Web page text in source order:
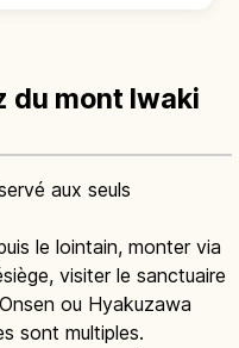
du mont Iwaki
aux seuls
le lointain, monter via
visiter le sanctuaire
ou Hyakuzawa
sont multiples.